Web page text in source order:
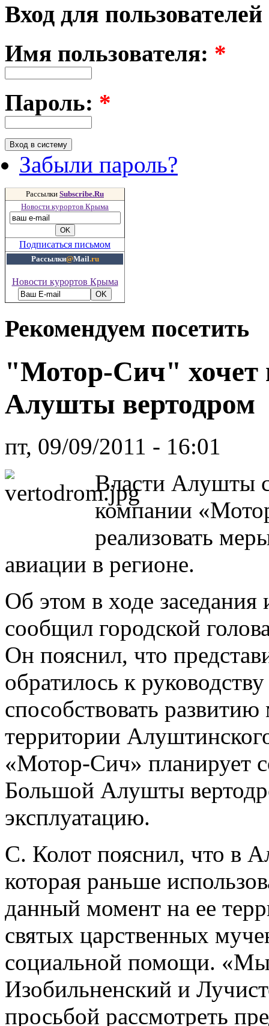
Вход для пользователей
Имя пользователя: *
Пароль: *
Забыли пароль?
Рассылки Subscribe.Ru
Новости курортов Крыма
Подписаться письмом
Рассылки@Mail.ru
Новости курортов Крыма
Рекомендуем посетить
"Мотор-Сич" хочет
Алушты вертодром
пт, 09/09/2011 - 16:01
Власти Алушты
компании
реализовать
авиации в регионе.
Об этом в ходе заседания
сообщил городской
Он пояснил, что
обратилось к
способствовать
территории
«Мотор-Сич» планирует
Большой Алушты
эксплуатацию.
С. Колот пояснил, что в
которая раньше
данный момент на ее
святых царственных
социальной помощи. «Мы
Изобильненский и
просьбой рассмотреть